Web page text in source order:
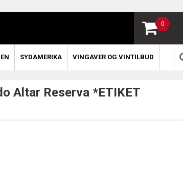
0
SYDAMERIKA VINGAVER OG VINTILBUD
Altar Reserva *ETIKET